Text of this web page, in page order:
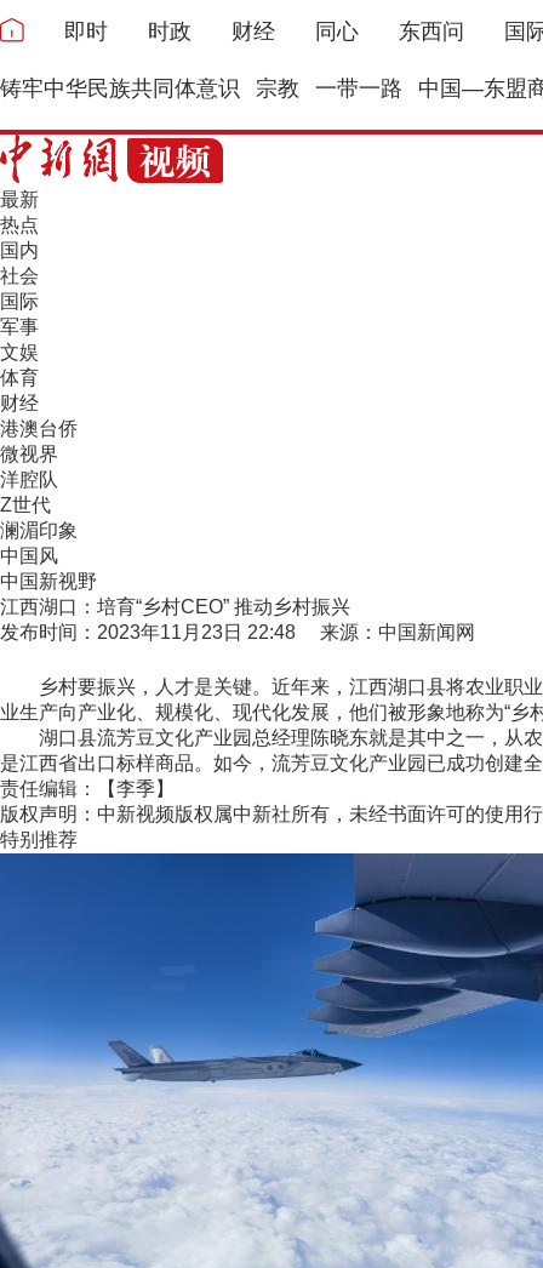
即时 时政 财经 同心 东西问 国
铸牢中华民族共同体意识 宗教 一带一路 中国—东盟
最新
热点
国内
社会
国际
军事
文娱
体育
财经
港澳台侨
微视界
洋腔队
Z世代
澜湄印象
中国风
中国新视野
江西湖口：培育“乡村CEO” 推动乡村振兴
发布时间：2023年11月23日 22:48 来源：中国新闻网
乡村要振兴，人才是关键。近年来，江西湖口县将农业职业
业生产向产业化、规模化、现代化发展，他们被形象地称为“乡
湖口县流芳豆文化产业园总经理陈晓东就是其中之一，从农
是江西省出口标样商品。如今，流芳豆文化产业园已成功创建
责任编辑：【李季】
版权声明：中新视频版权属中新社所有，未经书面许可的使用
特别推荐